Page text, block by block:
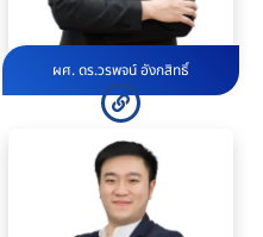
ผศ. ดร.วรพจน์ อังกสิทธิ์